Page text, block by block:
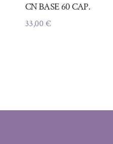
CN BASE 60 CAP.
33,00 €